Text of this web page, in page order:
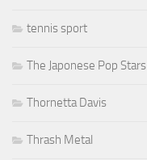
tennis sport
The Japonese Pop Stars
Thornetta Davis
Thrash Metal